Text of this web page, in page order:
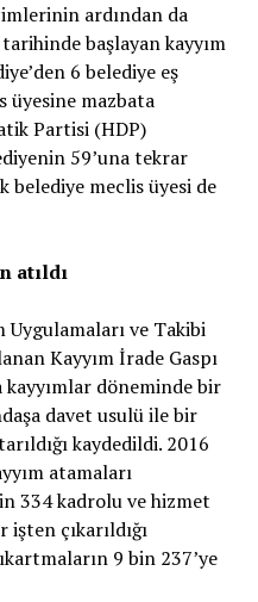
ardından da
başlayan kayyım
6 belediye eş
üyesine mazbata
Partisi (HDP)
59’una tekrar
belediye meclis üyesi de
atıldı
Uygulamaları ve Takibi
Kayyım İrade Gaspı
kayyımlar döneminde bir
davet usulü ile bir
kaydedildi. 2016
atamaları
334 kadrolu ve hizmet
çıkarıldığı
9 bin 237’ye